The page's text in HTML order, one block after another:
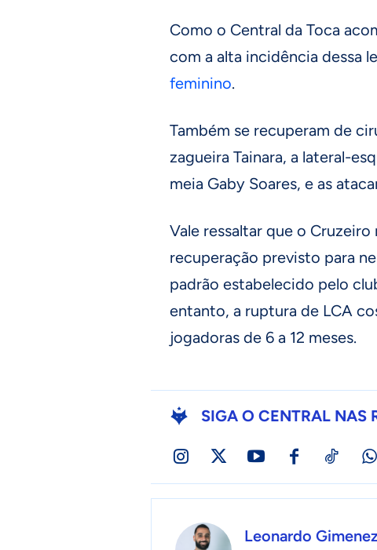
Como o Central da Toca
com a alta incidência dessa
feminino.
Também se recuperam de
zagueira Tainara, a lateral-
meia Gaby Soares, e as
Vale ressaltar que o
recuperação previsto para
padrão estabelecido pelo
entanto, a ruptura de LCA
jogadoras de 6 a 12 meses.
SIGA O CENTRAL NAS
Leonardo Gimenez